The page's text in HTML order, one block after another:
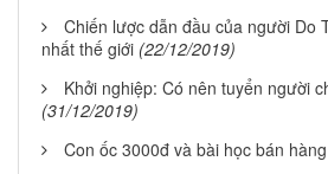
Chiến lược dẫn đầu của người Do
nhất thế giới (22/12/2019)
Khởi nghiệp: Có nên tuyển người
(31/12/2019)
Con ốc 3000đ và bài học bán hàng